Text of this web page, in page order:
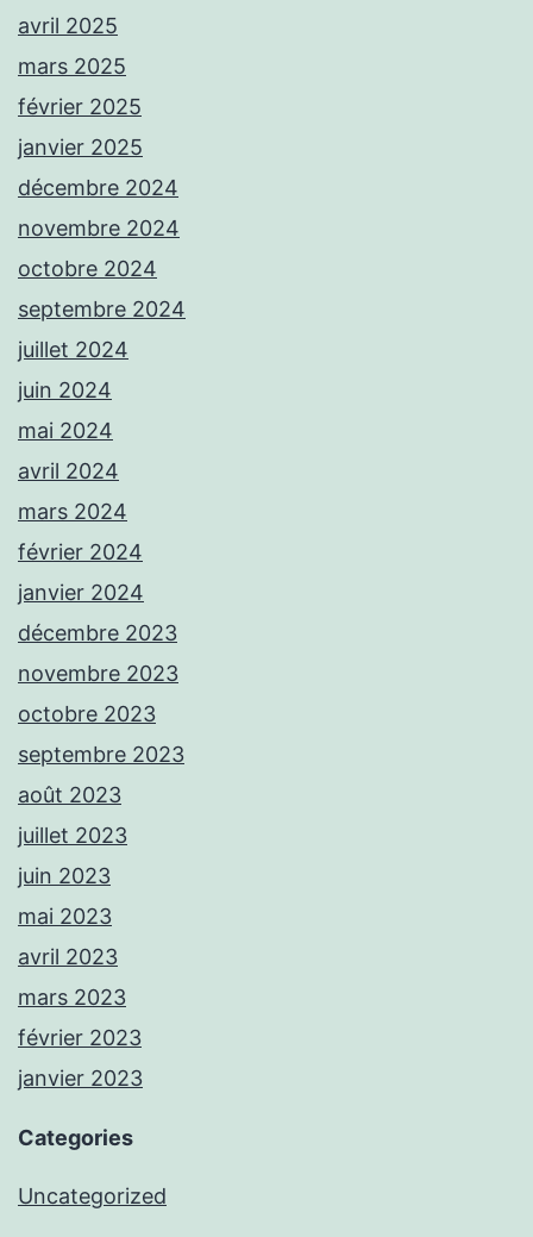
avril 2025
mars 2025
février 2025
janvier 2025
décembre 2024
novembre 2024
octobre 2024
septembre 2024
juillet 2024
juin 2024
mai 2024
avril 2024
mars 2024
février 2024
janvier 2024
décembre 2023
novembre 2023
octobre 2023
septembre 2023
août 2023
juillet 2023
juin 2023
mai 2023
avril 2023
mars 2023
février 2023
janvier 2023
Categories
Uncategorized